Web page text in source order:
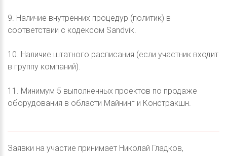
9. Наличие внутренних процедур (политик) в
соответствии с кодексом Sandvik.
10. Наличие штатного расписания (если участник входит
в группу компаний).
11. Минимум 5 выполненных проектов по продаже
оборудования в области Майнинг и Констракшн.
Заявки на участие принимает Николай Гладков,